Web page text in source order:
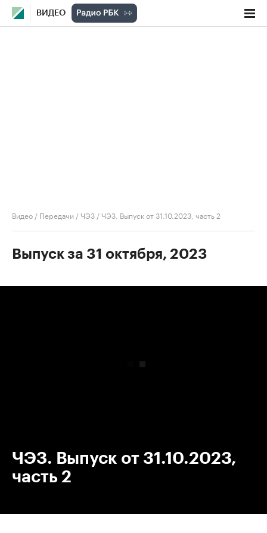
ВИДЕО
Видео / Передачи /ЧЭЗ /ЧЭЗ. Выпуск от 31.10.2023, часть 2
Выпуск за 31 октября, 2023
ЧЭЗ. Выпуск от 31.10.2023,
часть 2